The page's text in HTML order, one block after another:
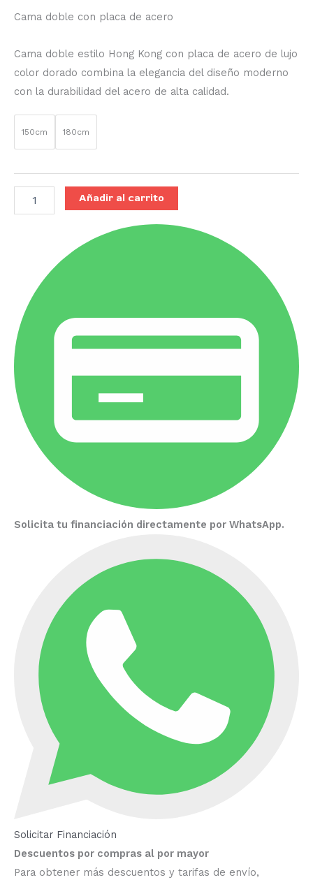
Cama doble con placa de acero
Cama doble estilo Hong Kong con placa de acero de lujo
color dorado combina la elegancia del diseño moderno
con la durabilidad del acero de alta calidad.
150cm 180cm
Añadir al carrito
Solicita tu financiación directamente por WhatsApp.
Solicitar Financiación
Descuentos por compras al por mayor
Para obtener más descuentos y tarifas de envío,